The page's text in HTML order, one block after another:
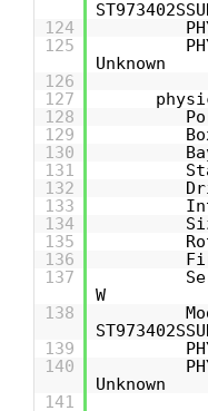
124
125
Unknown
126
127
128
129
130
131
132
133
134
135
136
137
W
138
139
140
Unknown
141